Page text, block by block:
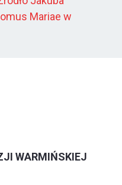
Mariae w
WARMIŃSKIEJ